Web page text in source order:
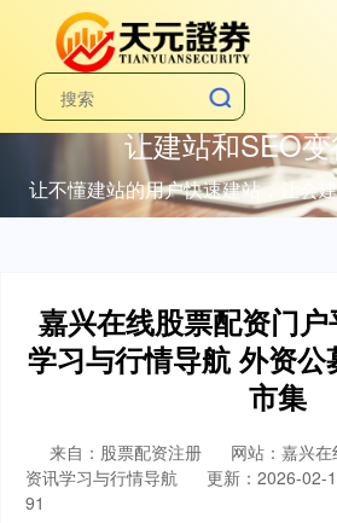
让建站和SEO
让不懂建站的用户快速建站，让会
嘉兴在线股票配资门
学习与行情导航 外资
市集
来自：股票配资注册
网站：嘉兴
资讯学习与行情导航
更新：2026-02-
91